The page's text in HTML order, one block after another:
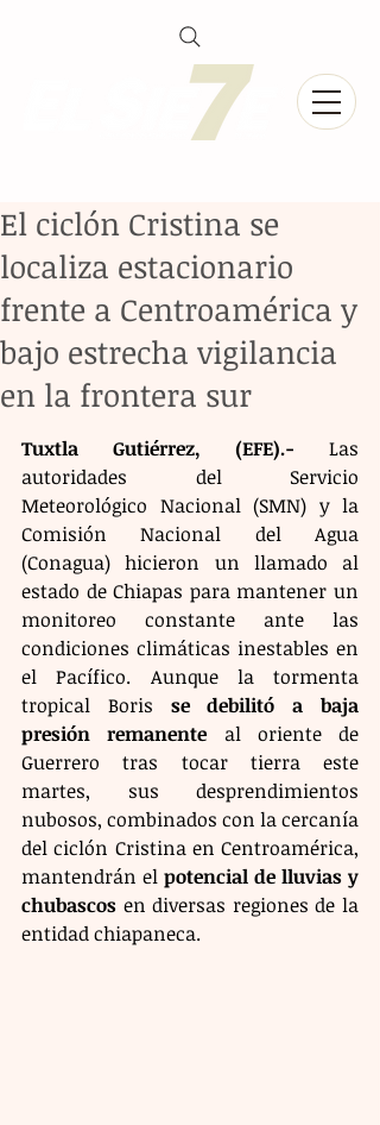
El ciclón Cristina se
localiza estacionario
frente a Centroamérica y
bajo estrecha vigilancia
en la frontera sur
Tuxtla Gutiérrez, (EFE).- Las
autoridades del Servicio
Meteorológico Nacional (SMN) y la
Comisión Nacional del Agua
(Conagua) hicieron un llamado al
estado de Chiapas para mantener un
monitoreo constante ante las
condiciones climáticas inestables en
el Pacífico. Aunque la tormenta
tropical Boris se debilitó a baja
presión remanente al oriente de
Guerrero tras tocar tierra este
martes, sus desprendimientos
nubosos, combinados con la cercanía
del ciclón Cristina en Centroamérica,
mantendrán el potencial de lluvias y
chubascos en diversas regiones de la
entidad chiapaneca.